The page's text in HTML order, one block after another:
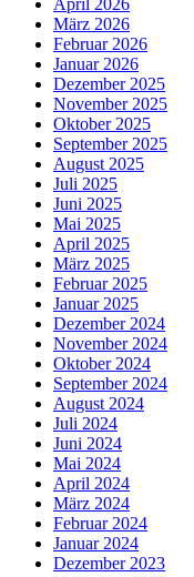
März 2026
Februar 2026
Januar 2026
Dezember 2025
November 2025
Oktober 2025
September 2025
August 2025
Juli 2025
Juni 2025
Mai 2025
April 2025
März 2025
Februar 2025
Januar 2025
Dezember 2024
November 2024
Oktober 2024
September 2024
August 2024
Juli 2024
Juni 2024
Mai 2024
April 2024
März 2024
Februar 2024
Januar 2024
Dezember 2023